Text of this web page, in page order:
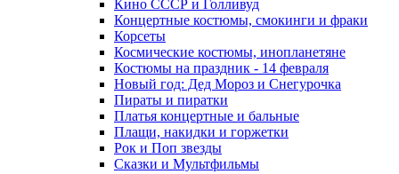
Кино СССР и Голливуд
Концертные костюмы, смокинги и фраки
Корсеты
Космические костюмы, инопланетяне
Костюмы на праздник - 14 февраля
Новый год: Дед Мороз и Снегурочка
Пираты и пиратки
Платья концертные и бальные
Плащи, накидки и горжетки
Рок и Поп звезды
Сказки и Мультфильмы